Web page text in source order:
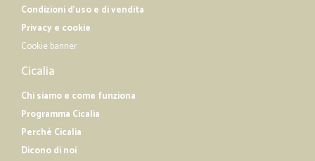
Condizioni d'uso e di vendita
Privacy e cookie
Cookie banner
Cicalia
Chi siamo e come funziona
Programma Cicalia
Perché Cicalia
Dicono di noi